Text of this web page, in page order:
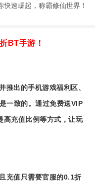
速崛起，称霸修仙世界！
BT手游！
推出的手机游戏福利区、
一致的。通过免费送VIP
高充值比例等方式，让玩
充值只需要官服的0.1折